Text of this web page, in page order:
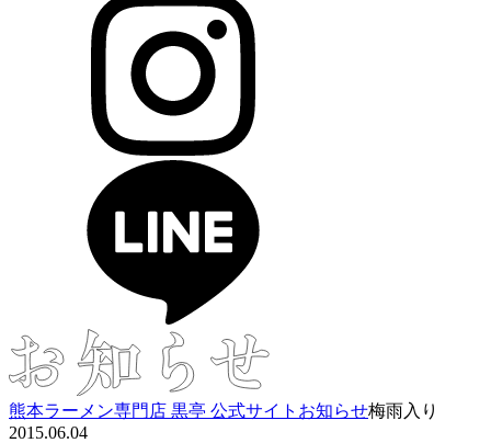
熊本ラーメン専門店 黒亭 公式サイト お知らせ梅雨入り
2015.06.04